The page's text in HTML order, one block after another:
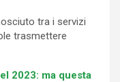
tra i servizi
trasmettere
2023: ma questa